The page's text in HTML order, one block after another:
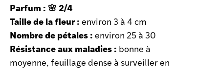
Parfum : 🌸 2/4
Taille de la fleur : environ 3 à 4 cm
Nombre de pétales : environ 25 à 30
Résistance aux maladies : bonne à
moyenne, feuillage dense à surveiller en